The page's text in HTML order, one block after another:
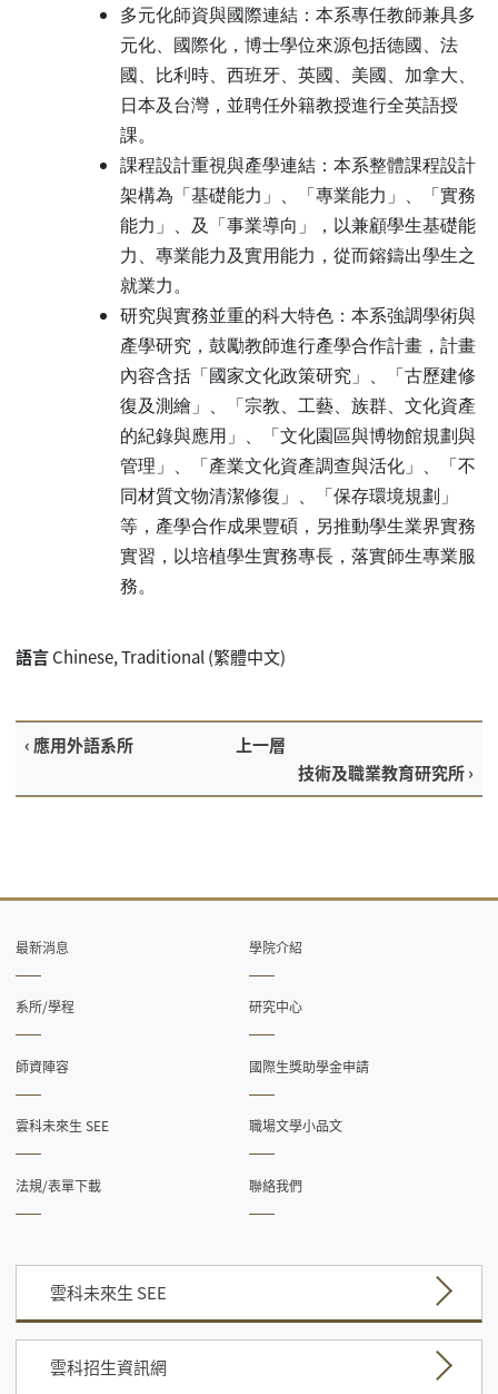
多元化師資與國際連結：本系專任教師兼具多
元化、國際化，博士學位來源包括德國、法
國、比利時、西班牙、英國、美國、加拿大、
日本及台灣，並聘任外籍教授進行全英語授
課。
課程設計重視與產學連結：本系整體課程設計
架構為「基礎能力」、「專業能力」、「實務
能力」、及「事業導向」，以兼顧學生基礎能
力、專業能力及實用能力，從而鎔鑄出學生之
就業力。
研究與實務並重的科大特色：本系強調學術與
產學研究，鼓勵教師進行產學合作計畫，計畫
內容含括「國家文化政策研究」、「古歷建修
復及測繪」、「宗教、工藝、族群、文化資產
的紀錄與應用」、「文化園區與博物館規劃與
管理」、「產業文化資產調查與活化」、「不
同材質文物清潔修復」、「保存環境規劃」
等，產學合作成果豐碩，另推動學生業界實務
實習，以培植學生實務專長，落實師生專業服
務。
語言Chinese, Traditional (繁體中文)
‹ 應用外語系所
上一層
技術及職業教育研究所 ›
最新消息 學院介紹
系所/學程 研究中心
師資陣容 國際生獎助學金申請
雲科未來生 SEE 職場文學小品文
法規/表單下載 聯絡我們
雲科未來生 SEE
雲科招生資訊網